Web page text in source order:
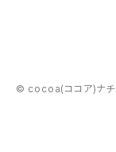
© cocoa(ココア)ナチ